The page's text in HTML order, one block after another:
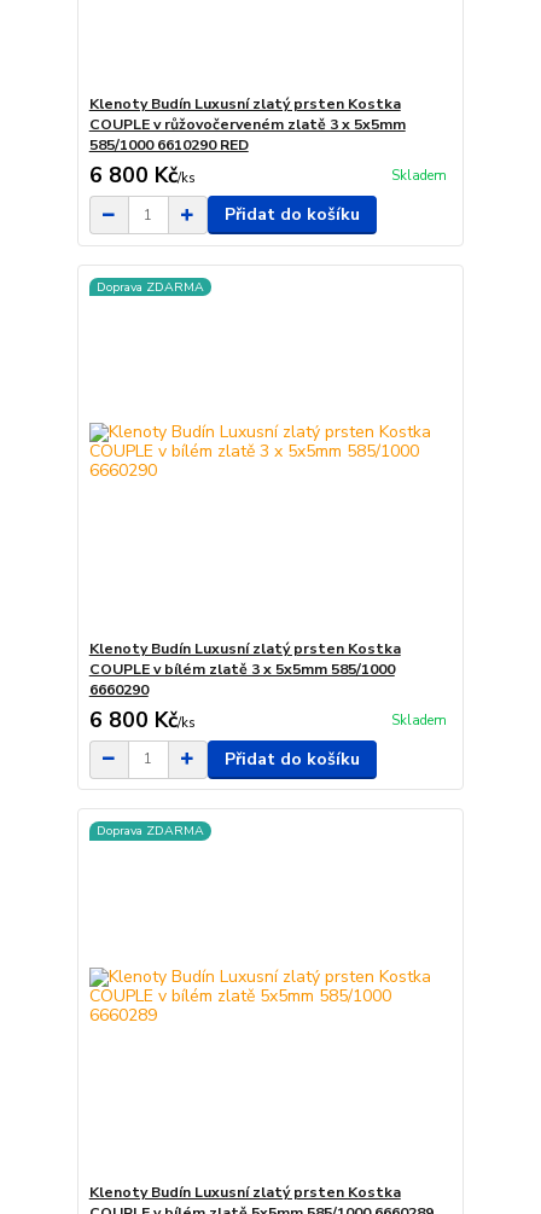
Klenoty Budín Luxusní zlatý prsten Kostka
COUPLE v růžovočerveném zlatě 3 x 5x5mm
585/1000 6610290 RED
6 800 Kč/ks Skladem
Přidat do košíku
Doprava ZDARMA
Klenoty Budín Luxusní zlatý prsten Kostka
COUPLE v bílém zlatě 3 x 5x5mm 585/1000
6660290
6 800 Kč/ks Skladem
Přidat do košíku
Doprava ZDARMA
Klenoty Budín Luxusní zlatý prsten Kostka